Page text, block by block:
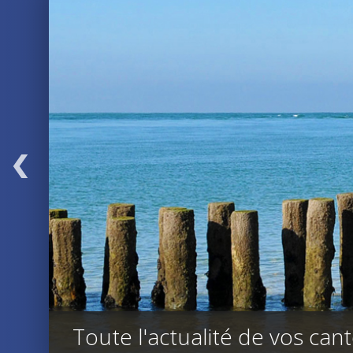
Toute l'actualité de vos